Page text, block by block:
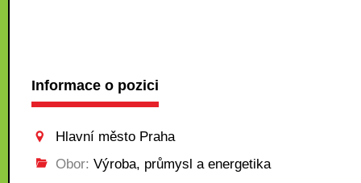
Informace o pozici
Hlavní město Praha
Obor: Výroba, průmysl a energetika